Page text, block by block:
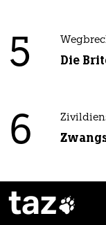
5 Die
6
taz